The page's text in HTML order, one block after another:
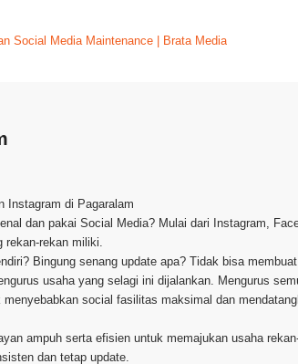
Instagram di Pagaralam
dan pakai Social Media? Mulai dari Instagram,
rekan-rekan miliki.
Bingung senang update apa? Tidak bisa
usaha yang selagi ini dijalankan. Mengurus
social fasilitas maksimal dan
ampuh serta efisien untuk memajukan usaha
dan tetap update.